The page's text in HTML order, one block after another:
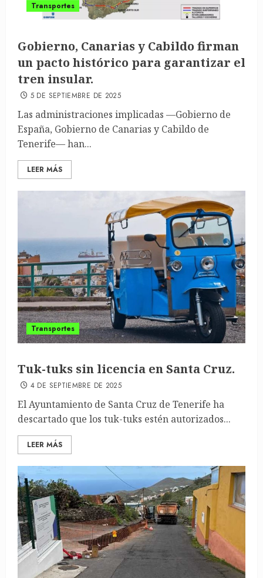
Transportes
Gobierno, Canarias y Cabildo firman
un pacto histórico para garantizar el
tren insular.
5 DE SEPTIEMBRE DE 2025
Las administraciones implicadas —Gobierno de
España, Gobierno de Canarias y Cabildo de
Tenerife— han...
LEER MÁS
Transportes
Tuk-tuks sin licencia en Santa Cruz.
4 DE SEPTIEMBRE DE 2025
El Ayuntamiento de Santa Cruz de Tenerife ha
descartado que los tuk-tuks estén autorizados...
LEER MÁS